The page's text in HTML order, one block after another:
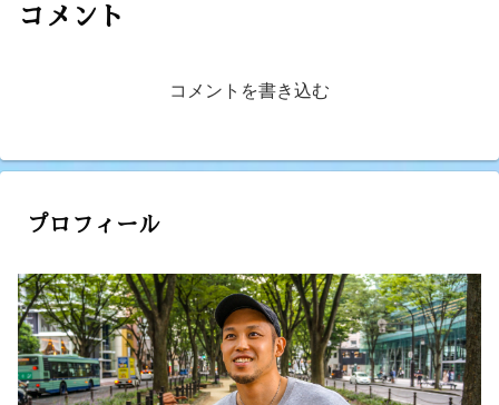
コメント
コメントを書き込む
プロフィール